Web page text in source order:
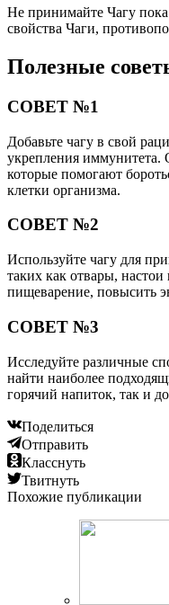
Не принимайте Чагу
свойства Чаги,
Полезные
СОВЕТ №1
Добавьте чагу в свой
укрепления иммунитета.
которые помогают
клетки организма.
СОВЕТ №2
Используйте чагу для
таких как отвары,
пищеварение, повысить
СОВЕТ №3
Исследуйте различные
найти наиболее
горячий напиток, так и
Поделиться
Отправить
Класснуть
Твитнуть
Похожие публикации